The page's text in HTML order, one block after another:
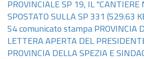
PROVINCIALE SP 19, IL "CANTIERE
SPOSTATO SULLA SP 331 (529.63
54 comunicato stampa PROVINCIA
LETTERA APERTA DEL
PROVINCIA DELLA SPEZIA E